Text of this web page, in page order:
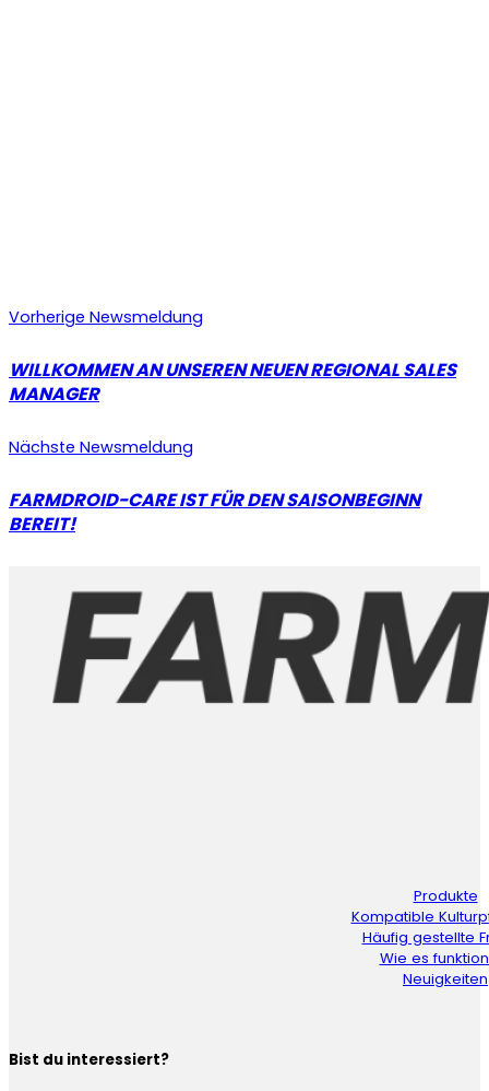
Vorherige Newsmeldung
WILLKOMMEN AN UNSEREN NEUEN REGIONAL SALES
MANAGER
Nächste Newsmeldung
FARMDROID-CARE IST FÜR DEN SAISONBEGINN
BEREIT!
Produkte
Kompatible
Häufig gestellte
Wie es
Neuigkeiten
Bist du interessiert?